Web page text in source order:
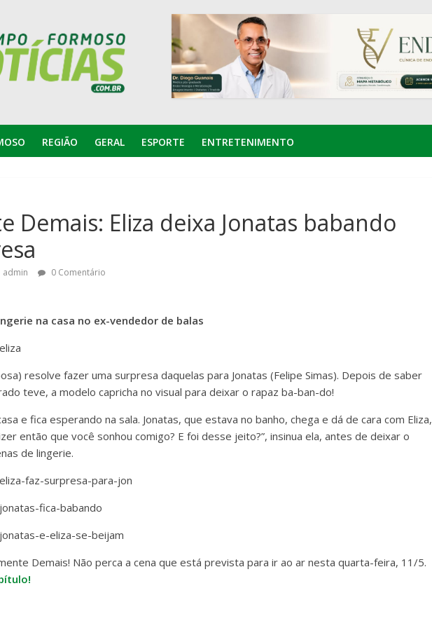
REGIÃO GERAL ESPORTE ENTRETENIMENTO
Demais: Eliza deixa Jonatas babando
admin 0 Comentário
na casa no ex-vendedor de balas
resolve fazer uma surpresa daquelas para Jonatas (Felipe Simas). Depois de saber
teve, a modelo capricha no visual para deixar o rapaz ba-ban-do!
e fica esperando na sala. Jonatas, que estava no banho, chega e dá de cara com Eliza,
então que você sonhou comigo? E foi desse jeito?”, insinua ela, antes de deixar o
de lingerie.
Demais! Não perca a cena que está prevista para ir ao ar nesta quarta-feira, 11/5.